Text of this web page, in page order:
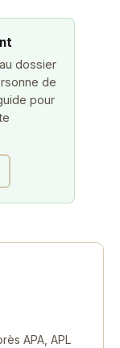
dossier
de
pour
APA, APL